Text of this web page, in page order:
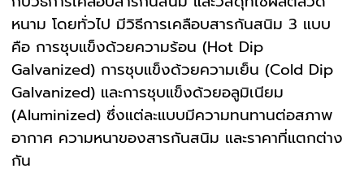
หนาม โดยทั่วไป มีวิธีการเคลือบสารกันสนิม 3 แบบ
คือ การชุบแข็งด้วยความร้อน (Hot Dip
Galvanized) การชุบแข็งด้วยความเย็น (Cold Dip
Galvanized) และการชุบแข็งด้วยอลูมิเนียม
(Aluminized) ซึ่งแต่ละแบบมีความทนทานต่อสภาพ
อากาศ ความหนาของสารกันสนิม และราคาที่แตกต่าง
กัน